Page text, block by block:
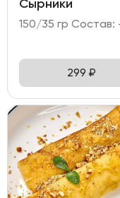
Сырники
299 ₽